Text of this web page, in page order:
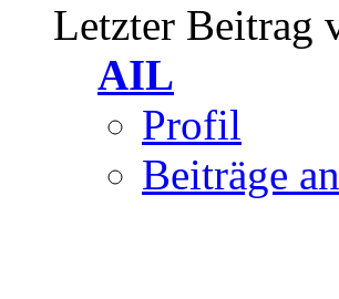
Letzter Beitrag
AIL
Profil
Beiträge